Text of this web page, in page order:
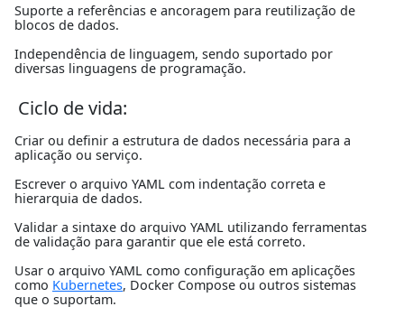
Suporte a referências e ancoragem para reutilização de
blocos de dados.
Independência de linguagem, sendo suportado por
diversas linguagens de programação.
Ciclo de vida:
Criar ou definir a estrutura de dados necessária para a
aplicação ou serviço.
Escrever o arquivo YAML com indentação correta e
hierarquia de dados.
Validar a sintaxe do arquivo YAML utilizando ferramentas
de validação para garantir que ele está correto.
Usar o arquivo YAML como configuração em aplicações
como Kubernetes, Docker Compose ou outros sistemas
que o suportam.